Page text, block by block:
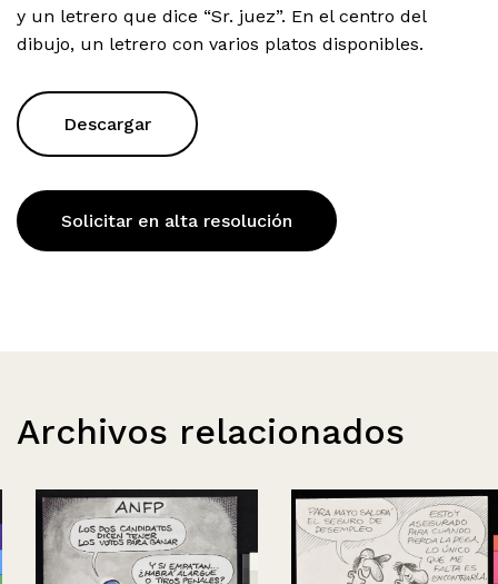
y un letrero que dice “Sr. juez”. En el centro del
dibujo, un letrero con varios platos disponibles.
Descargar
Solicitar en alta resolución
Archivos relacionados